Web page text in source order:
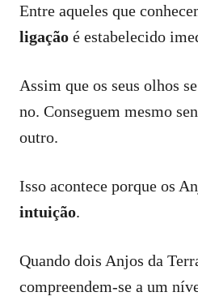
Entre aqueles que
ligação é estabelecido
Assim que os seus olhos
no. Conseguem mesmo
outro.
Isso acontece porque os
intuição.
Quando dois Anjos da
compreendem-se a um